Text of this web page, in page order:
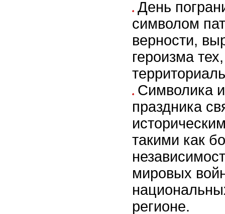
День
символом
верности,
героизма
Символика
праздника
такими как
мировых
регионе.